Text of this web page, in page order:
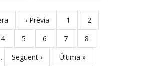
Previous
page
‹ Prèvia Page
1 Page
2
Page
4 Page
5 Page
6 Page
7 Page
8
Next
Següent ›
Last
Última »